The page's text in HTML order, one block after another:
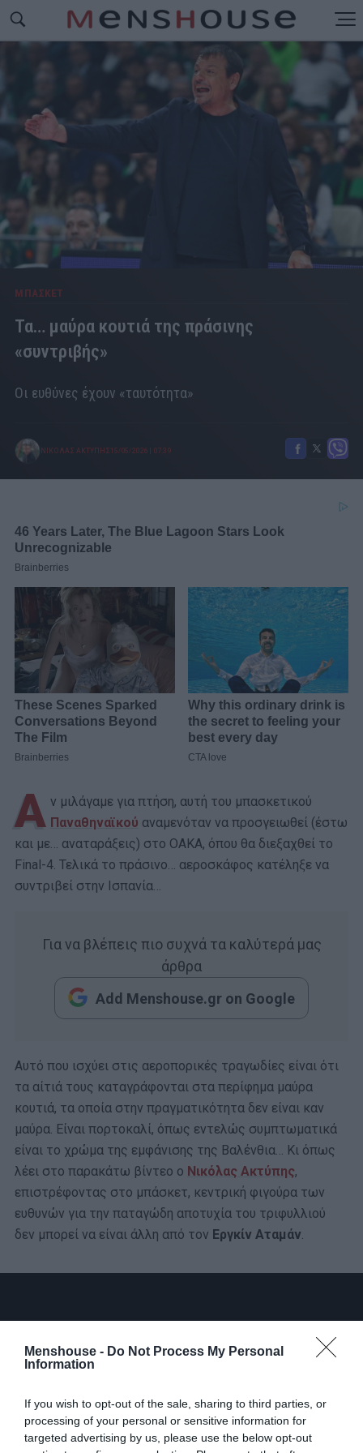
Menshouse - Do Not Process My Personal
Information
If you wish to opt-out of the sale, sharing to third parties, or
processing of your personal or sensitive information for
targeted advertising by us, please use the below opt-out
ΜΠΑΣΚΕΤ
Τα… μαύρα κουτιά της πράσινης
«συντριβής»
Οι ευθύνες έχουν «ταυτότητα»
ΝΙΚΟΛΑΣ ΑΚΤΥΠΗΣ 15/05/2026 07:39
Α ν μιλάγαμε για πτήση, αυτή του μπασκετικού
Παναθηναϊκού αναμενόταν να προσγειωθεί (έστω
και με… αναταράξεις) στο ΟΑΚΑ, όπου θα διεξαχθεί το
Final-4. Τελικά το πράσινο… αεροσκάφος κατέληξε να
συντριβεί στην Ισπανία…
Για να βλέπεις πιο συχνά τα καλύτερά μας
άρθρα
Add Menshouse.gr on Google
Αυτό που ισχύει στις αεροπορικές τραγωδίες είναι ότι
τα αίτιά τους καταγράφονται στα περίφημα μαύρα
κουτιά, τα οποία στην πραγματικότητα δεν είναι καν
μαύρα. Είναι πορτοκαλί, όπως εντελώς συμπτωματικά
είναι το χρώμα της εμφάνισης της Βαλένθια… Κι όπως
λέει στο παρακάτω βίντεο ο Νικόλας Ακτύπης,
επιστρέφοντας στο μπάσκετ, κεντρική φιγούρα των
ευθυνών για την παταγώδη αποτυχία του τριφυλλιού
δεν μπορεί να είναι άλλη από τον Εργκίν Αταμάν.